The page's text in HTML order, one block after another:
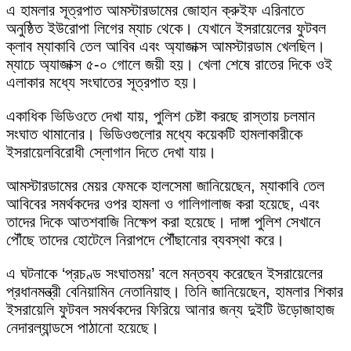
এ হামলার সূত্রপাত আমস্টারডামের জোহান ক্রুইফ এরিনাতে
অনুষ্ঠিত ইউরোপা লিগের ম্যাচ থেকে। যেখানে ইসরায়েলের ফুটবল
ক্লাব ম্যাকাবি তেল আবিব এবং অ্যাজাক্স আমস্টারডাম খেলছিল।
ম্যাচে অ্যাজাক্স ৫-০ গোলে জয়ী হয়। খেলা শেষে রাতের দিকে ওই
এলাকার মধ্যে সংঘাতের সূত্রপাত হয়।
একাধিক ভিডিওতে দেখা যায়, পুলিশ চেষ্টা করছে রাস্তায় চলমান
সংঘাত থামানোর। ভিডিওগুলোর মধ্যে কয়েকটি হামলাকারীকে
ইসরায়েলবিরোধী স্লোগান দিতে দেখা যায়।
আমস্টারডামের মেয়র ফেমকে হালসেমা জানিয়েছেন, ম্যাকাবি তেল
আবিবের সমর্থকদের ওপর হামলা ও গালিগালাজ করা হয়েছে, এবং
তাদের দিকে আতশবাজি নিক্ষেপ করা হয়েছে। দাঙ্গা পুলিশ সেখানে
পৌঁছে তাদের হোটেলে নিরাপদে পৌঁছানোর ব্যবস্থা করে।
এ ঘটনাকে ‘প্রচণ্ড সংঘাতময়’ বলে মন্তব্য করেছেন ইসরায়েলের
প্রধানমন্ত্রী বেনিয়ামিন নেতানিয়াহু। তিনি জানিয়েছেন, হামলার শিকার
ইসরায়েলি ফুটবল সমর্থকদের ফিরিয়ে আনার জন্য দুইটি উড়োজাহাজ
নেদারল্যান্ডসে পাঠানো হয়েছে।